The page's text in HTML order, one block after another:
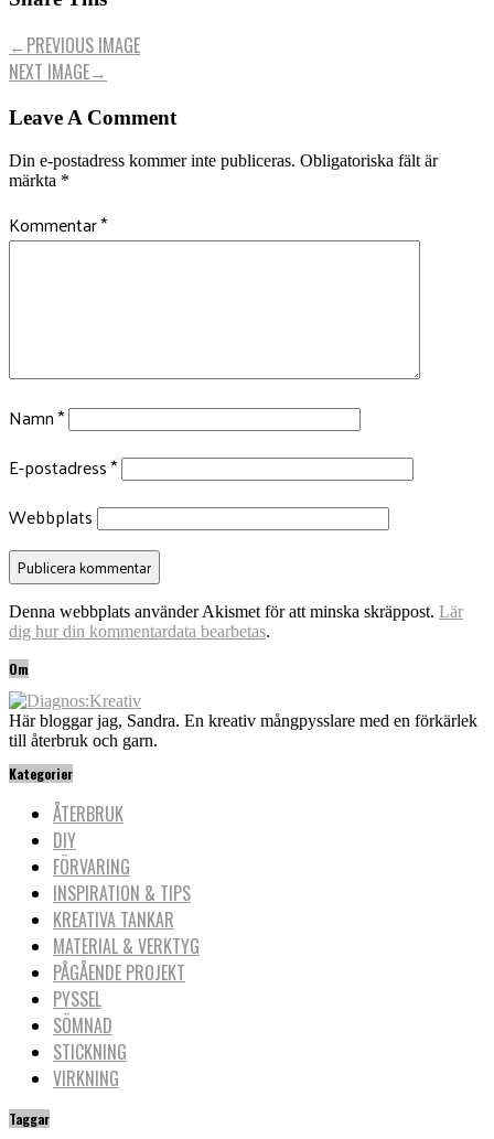
←PREVIOUS IMAGE
NEXT IMAGE→
Leave A Comment
Din e-postadress kommer inte publiceras. Obligatoriska fält är
märkta *
Kommentar*
Namn*
E-postadress*
Webbplats
Denna webbplats använder Akismet för att minska skräppost. Lär
dig hur din kommentardata bearbetas.
Om
Här bloggar jag, Sandra. En kreativ mångpysslare med en förkärlek
till återbruk och garn.
Kategorier
ÅTERBRUK
DIY
FÖRVARING
INSPIRATION & TIPS
KREATIVA TANKAR
MATERIAL & VERKTYG
PÅGÅENDE PROJEKT
PYSSEL
SÖMNAD
STICKNING
VIRKNING
Taggar